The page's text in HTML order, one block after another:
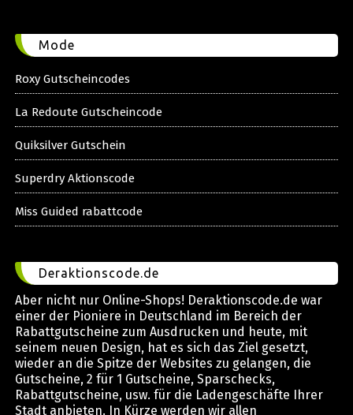
Mode
Roxy Gutscheincodes
La Redoute Gutscheincode
Quiksilver Gutschein
Superdry Aktionscode
Miss Guided rabattcode
Deraktionscode.de
Aber nicht nur Online-Shops! Deraktionscode.de war
einer der Pioniere in Deutschland im Bereich der
Rabattgutscheine zum Ausdrucken und heute, mit
seinem neuen Design, hat es sich das Ziel gesetzt,
wieder an die Spitze der Websites zu gelangen, die
Gutscheine, 2 für 1 Gutscheine, Sparschecks,
Rabattgutscheine, usw. für die Ladengeschäfte Ihrer
Stadt anbieten. In Kürze werden wir allen